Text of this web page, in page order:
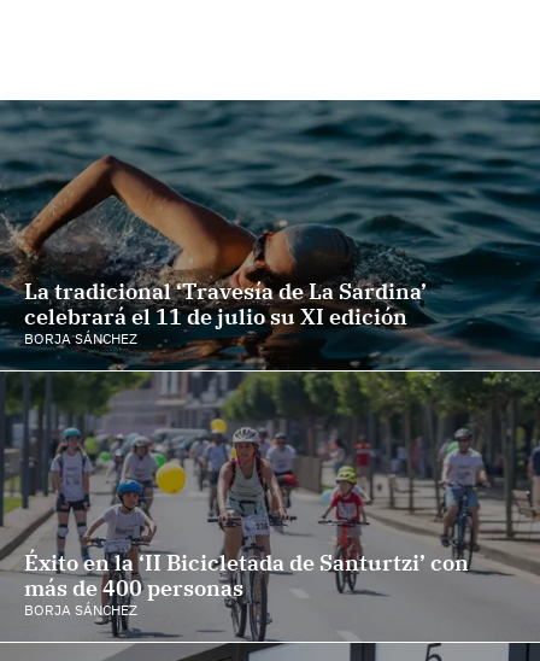
La tradicional ‘Travesía de La Sardina’
celebrará el 11 de julio su XI edición
BORJA SÁNCHEZ
Éxito en la ‘II Bicicletada de Santurtzi’ con
más de 400 personas
BORJA SÁNCHEZ